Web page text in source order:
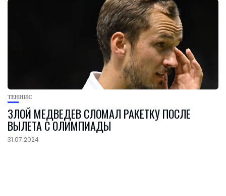
ТЕННИС
ЗЛОЙ МЕДВЕДЕВ СЛОМАЛ РАКЕТКУ ПОСЛЕ
ВЫЛЕТА С ОЛИМПИАДЫ
31.07.2024